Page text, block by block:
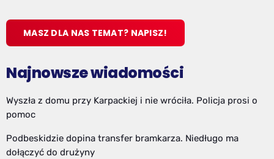
MASZ DLA NAS TEMAT? NAPISZ!
Najnowsze wiadomości
Wyszła z domu przy Karpackiej i nie wróciła. Policja prosi o
pomoc
Podbeskidzie dopina transfer bramkarza. Niedługo ma
dołączyć do drużyny